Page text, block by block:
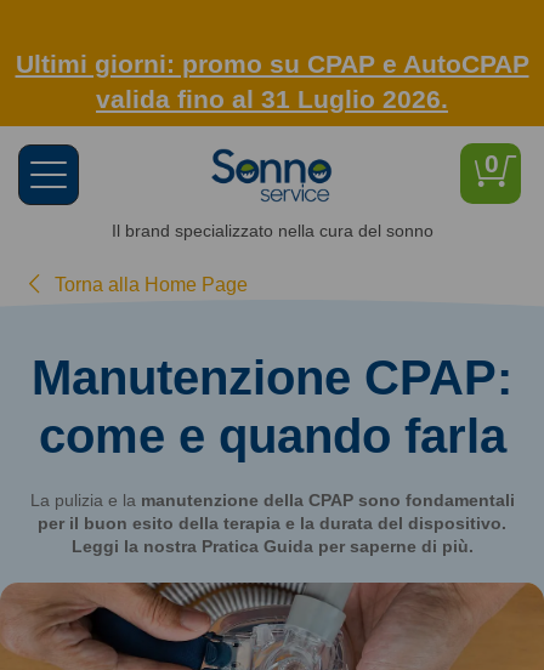
Ultimi giorni: promo su CPAP e AutoCPAP
valida fino al 31 Luglio 2026.
0
Toggle
navigation
Il brand specializzato nella cura del sonno
Torna alla Home Page
Manutenzione CPAP:
come e quando farla
La pulizia e la manutenzione della CPAPsono fondamentali
per il buon esito della terapia e la durata del dispositivo.
Leggi la nostra Pratica Guida per saperne di più.